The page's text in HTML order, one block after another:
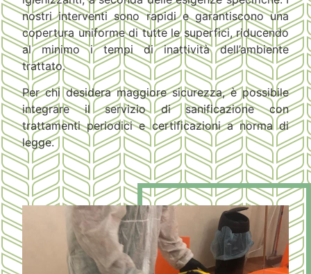
nostri interventi sono rapidi e garantiscono una
copertura uniforme di tutte le superfici, riducendo
al minimo i tempi di inattività dell’ambiente
trattato.
Per chi desidera maggiore sicurezza, è possibile
integrare il servizio di sanificazione con
trattamenti periodici e certificazioni a norma di
legge.